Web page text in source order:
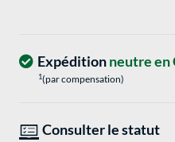
Expéditionneutre en
1(par compensation)
Consulter le statut